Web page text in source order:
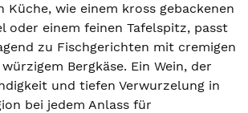
Küche, wie einem kross gebackenen
oder einem feinen Tafelspitz, passt
zu Fischgerichten mit cremigen
Bergkäse. Ein Wein, der
und tiefen Verwurzelung in
bei jedem Anlass für